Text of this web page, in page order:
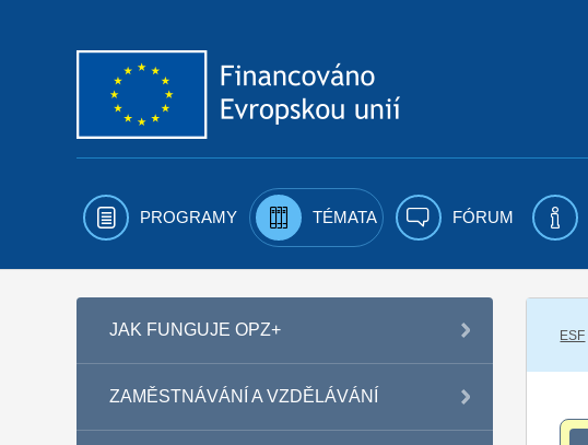
PROGRAMY TÉMATA FÓRUM
JAK FUNGUJE OPZ+
ZAMĚSTNÁVÁNÍ A VZDĚLÁVÁNÍ
ESF